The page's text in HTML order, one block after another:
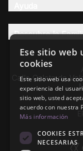
Descubre la
Calle Caleta de
Ese sitio web
cookies
Este sitio web usa
experiencia del
sitio web, usted
acuerdo con nuestra
Más información
COOKIES
NECESARIAS